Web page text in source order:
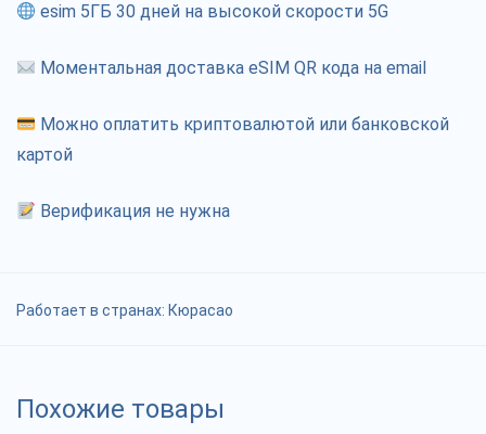
esim 5ГБ 30 дней на высокой скорости 5G
Моментальная доставка eSIM QR кода на email
Можно оплатить криптовалютой или банковской
картой
Верификация не нужна
Работает в странах: Кюрасао
Похожие товары